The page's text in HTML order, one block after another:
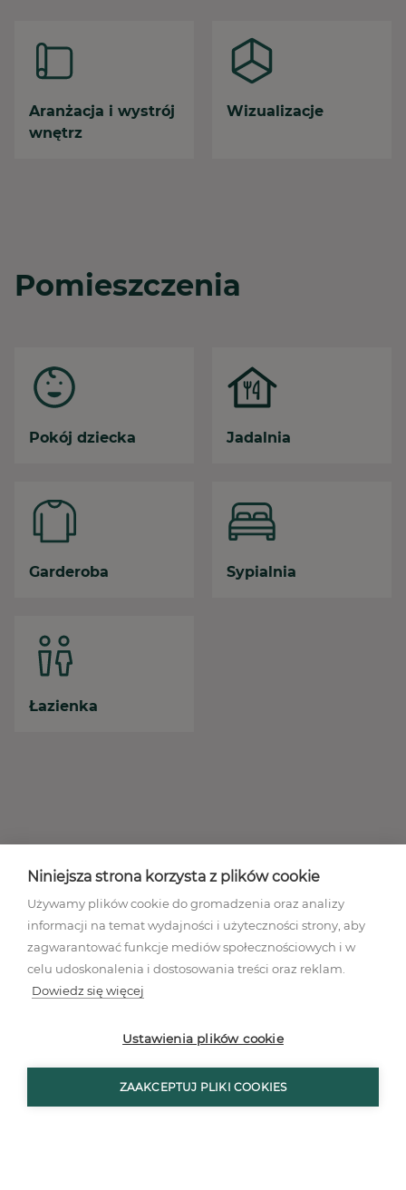
Aranżacja i wystrój
wnętrz
Wizualizacje
Pomieszczenia
Pokój dziecka Jadalnia
Garderoba Sypialnia
Łazienka
Polityka prywatności
Mapa stron
Ustawienia plików cookies
Niniejsza strona korzysta z plików cookie
Używamy plików cookie do gromadzenia oraz analizy
informacji na temat wydajności i użyteczności strony, aby
zagwarantować funkcje mediów społecznościowych i w
celu udoskonalenia i dostosowania treści oraz reklam.
Dowiedz się więcej
Ustawienia plików cookie
ZAAKCEPTUJ PLIKI COOKIES